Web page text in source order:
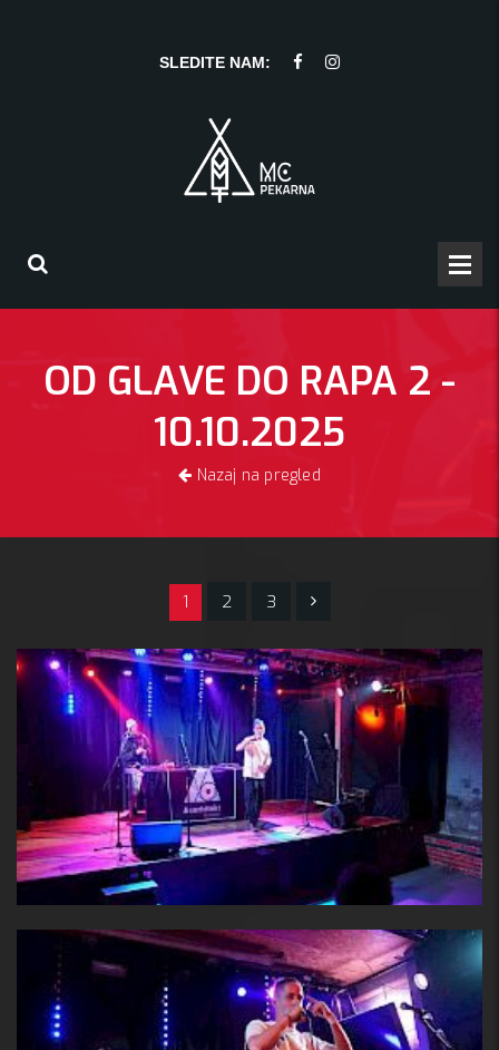
SLEDITE NAM:
OD GLAVE DO RAPA 2 -
10.10.2025
Nazaj na pregled
1 2 3